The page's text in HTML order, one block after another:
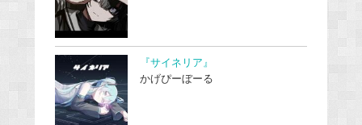
『サイネリア』
かげぴーぼーる